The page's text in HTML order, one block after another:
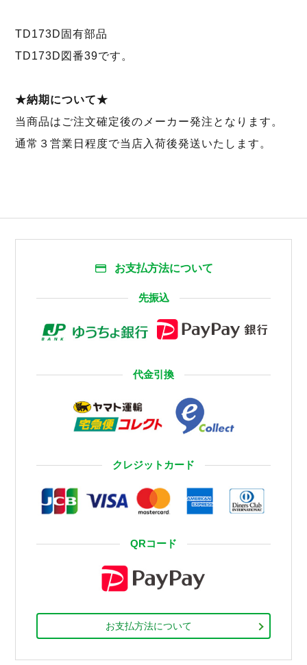
TD173D固有部品
TD173D図番39です。
★納期について★
当商品はご注文確定後のメーカー発注となります。
通常３営業日程度で当店入荷後発送いたします。
お支払方法について
先振込
代金引換
クレジットカード
QRコード
お支払方法について